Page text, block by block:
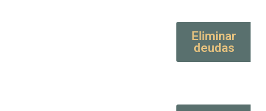
Eliminar
deudas